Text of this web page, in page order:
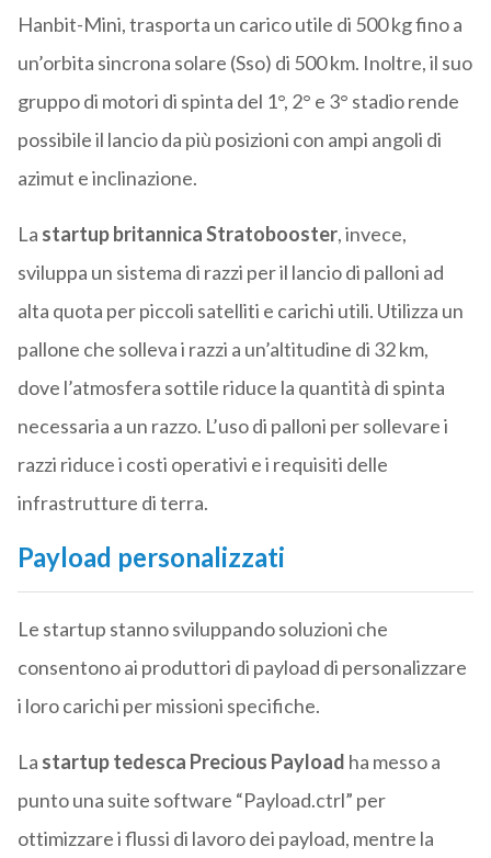
Hanbit-Mini, trasporta un carico utile di 500 kg fino a
un’orbita sincrona solare (Sso) di 500 km. Inoltre, il suo
gruppo di motori di spinta del 1°, 2° e 3° stadio rende
possibile il lancio da più posizioni con ampi angoli di
azimut e inclinazione.
La startup britannica Stratobooster, invece,
sviluppa un sistema di razzi per il lancio di palloni ad
alta quota per piccoli satelliti e carichi utili. Utilizza un
pallone che solleva i razzi a un’altitudine di 32 km,
dove l’atmosfera sottile riduce la quantità di spinta
necessaria a un razzo. L’uso di palloni per sollevare i
razzi riduce i costi operativi e i requisiti delle
infrastrutture di terra.
Payload personalizzati
Le startup stanno sviluppando soluzioni che
consentono ai produttori di payload di personalizzare
i loro carichi per missioni specifiche.
La startup tedesca Precious Payload ha messo a
punto una suite software “Payload.ctrl” per
ottimizzare i flussi di lavoro dei payload, mentre la